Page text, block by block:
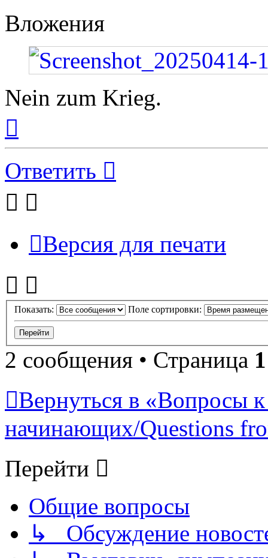
Вложения
Nein zum Krieg.
началу
Ответить
Версия для печати
Показать: Поле сортировки:
2 сообщения • Страница 1
Вернуться в «Вопросы
начинающих/Questions
Перейти
Общие вопросы
↳ Обсуждение